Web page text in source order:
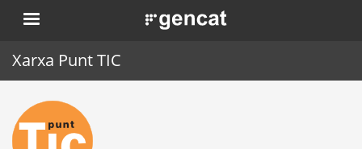
Vés
al
. Obre en una nova finestra.
Xarxa Punt TIC
Inici
Punt TIC